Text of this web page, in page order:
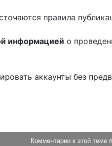
правила
информацией о
аккаунты без
Комментарии к этой теме